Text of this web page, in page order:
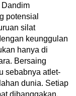
Dandim
potensial
silat
keunggulan
hanya di
Bersaing
sebabnya atlet-
dunia. Setiap
dibanggakan,